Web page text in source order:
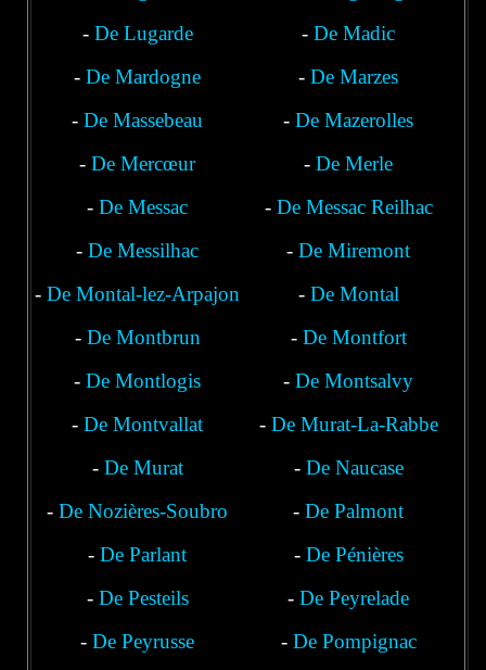
- De Lugarde -De Madic
-De Mardogne -De Marzes
-De Massebeau -De Mazerolles
-De Mercœur -De Merle
-De Messac
Laroquebrou
- De Messac Reilhac
-De Messilhac -De Miremont
-De Montal-lez-Arpajon - De Montal
- De Montbrun - De Montfort
-De Montlogis -De Montsalvy
-De Montvallat - De Murat-La-Rabbe
- De Murat - De Naucase
-De Nozières-Soubro -De Palmont
-De Parlant - De Pénières
- De Pesteils -De Peyrelade
-De Peyrusse - De Pompignac